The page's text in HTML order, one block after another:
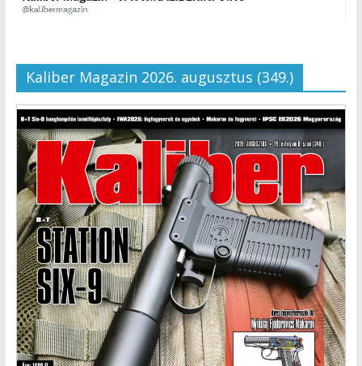
Kaliber Magazin 2026. augusztus (349.)